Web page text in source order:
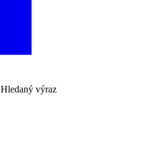
Hledaný výraz